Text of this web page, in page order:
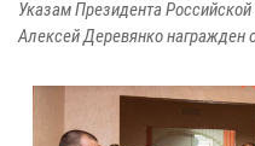
Указам Президента
Алексей Деревянко награжден